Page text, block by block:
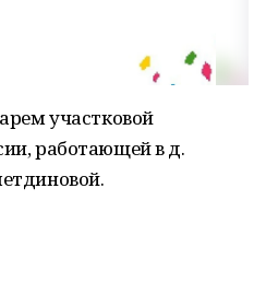
участковой
работающей в д.